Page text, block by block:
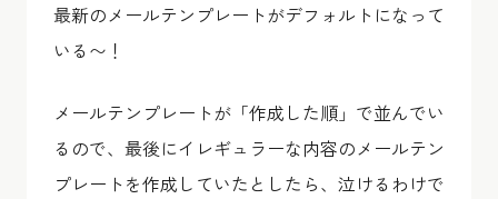
最新のメールテンプレートがデフォルトになって
いる〜！
メールテンプレートが「作成した順」で並んでい
るので、最後にイレギュラーな内容のメールテン
プレートを作成していたとしたら、泣けるわけで